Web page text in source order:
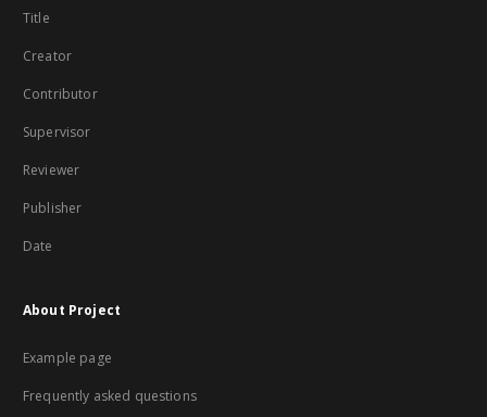
Title
Creator
Contributor
Supervisor
Reviewer
Publisher
Date
About Project
Example page
Frequently asked questions